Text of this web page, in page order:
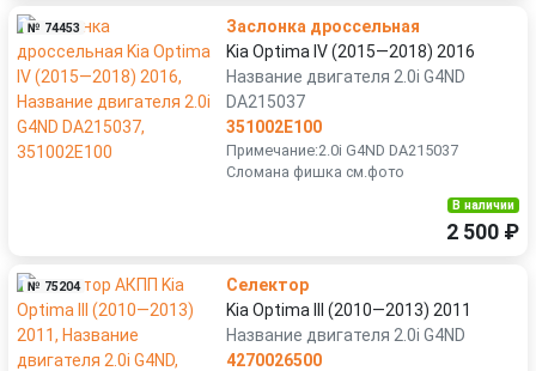
№ 74453
Заслонка дроссельная
Kia Optima IV (2015—2018) 2016
Название двигателя 2.0i G4ND
DA215037
351002E100
Примечание:2.0i G4ND DA215037
Сломана фишка см.фото
В наличии
2 500 ₽
№ 75204
Селектор
Kia Optima III (2010—2013) 2011
Название двигателя 2.0i G4ND
4270026500